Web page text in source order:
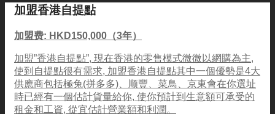
加盟香港自提點
加盟费: HKD150,000（3年）
加盟”香港自提點”, 現在香港的零售模式微微以網購為主,
使到自提點很有需求, 加盟香港自提點其中一個優勢是4大
供應商包括極兔(拼多多)、顺豐、菜鳥、京東會在你選址
時已經有一個估計貨量給你, 使你預計到生意額可承受的
租金和工資, 從宜估計營業額和利潤。